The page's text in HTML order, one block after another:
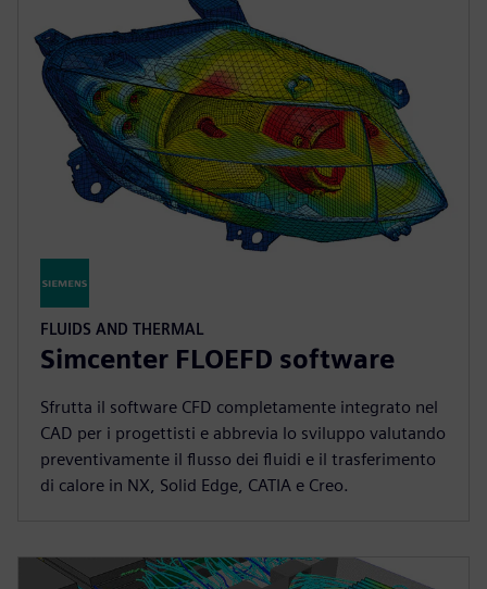
FLUIDS AND THERMAL
Simcenter FLOEFD software
Sfrutta il software CFD completamente integrato nel
CAD per i progettisti e abbrevia lo sviluppo valutando
preventivamente il flusso dei fluidi e il trasferimento
di calore in NX, Solid Edge, CATIA e Creo.